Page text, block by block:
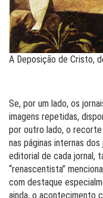
A Deposição de Cristo,
Se, por um lado, os
imagens repetidas,
por outro lado, o recorte
nas páginas internas
editorial de cada jornal,
“renascentista”
com destaque
ainda, o acontecimento